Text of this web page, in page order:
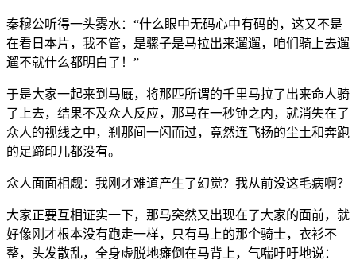
秦穆公听得一头雾水：“什么眼中无码心中有码的，这又不是
在看日本片，我不管，是骡子是马拉出来遛遛，咱们骑上去遛
遛不就什么都明白了！”
于是大家一起来到马厩，将那匹所谓的千里马拉了出来命人骑
了上去，结果不及众人反应，那马在一秒钟之内，就消失在了
众人的视线之中，刹那间一闪而过，竟然连飞扬的尘土和奔跑
的足蹄印儿都没有。
众人面面相觑：我刚才难道产生了幻觉？我从前没这毛病啊？
大家正要互相证实一下，那马突然又出现在了大家的面前，就
好像刚才根本没有跑走一样，只有马上的那个骑士，衣衫不
整，头发散乱，全身虚脱地瘫倒在马背上，气喘吁吁地说：